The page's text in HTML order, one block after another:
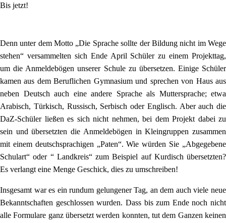
Bis jetzt!
Denn unter dem Motto „Die Sprache sollte der Bildung nicht im Wege
stehen“ versammelten sich Ende April Schüler zu einem Projekttag,
um die Anmeldebögen unserer Schule zu übersetzen. Einige Schüler
kamen aus dem Beruflichen Gymnasium und sprechen von Haus aus
neben Deutsch auch eine andere Sprache als Muttersprache; etwa
Arabisch, Türkisch, Russisch, Serbisch oder Englisch. Aber auch die
DaZ-Schüler ließen es sich nicht nehmen, bei dem Projekt dabei zu
sein und übersetzten die Anmeldebögen in Kleingruppen zusammen
mit einem deutschsprachigen „Paten“. Wie würden Sie „Abgegebene
Schulart“ oder “ Landkreis“ zum Beispiel auf Kurdisch übersetzten?
Es verlangt eine Menge Geschick, dies zu umschreiben!
Insgesamt war es ein rundum gelungener Tag, an dem auch viele neue
Bekanntschaften geschlossen wurden. Dass bis zum Ende noch nicht
alle Formulare ganz übersetzt werden konnten, tut dem Ganzen keinen